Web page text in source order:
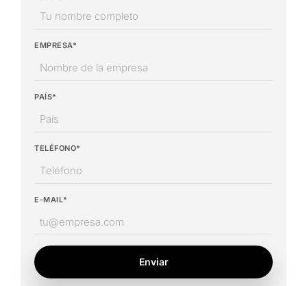
EMPRESA*
PAÍS*
TELÉFONO*
E-MAIL*
Enviar